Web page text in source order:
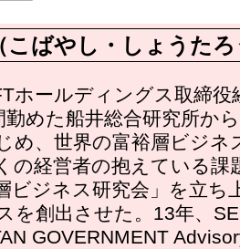
こばやし・しょうた
ホールディングス取締役
めた船井総合研究所か
め、世界の富裕層ビジネ
の経営者の抱えている課
ビジネス研究会」を立ち
を創出させた。13年、
GOVERNMENT